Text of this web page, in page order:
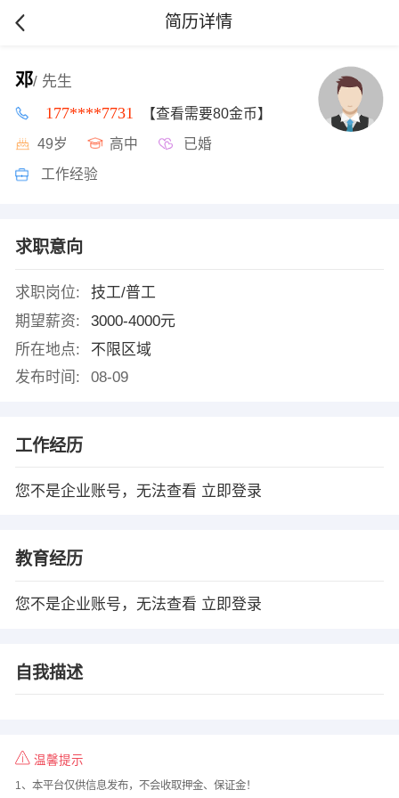
简历详情
邓/ 先生
177****7731 【查看需要80金币】
49岁 高中 已婚
工作经验
求职意向
求职岗位:
技工/普工
期望薪资:
3000-4000元
所在地点:
不限区域
发布时间:
08-09
工作经历
您不是企业账号，无法查看 立即登录
教育经历
您不是企业账号，无法查看 立即登录
自我描述
温馨提示
1、本平台仅供信息发布，不会收取押金、保证金！